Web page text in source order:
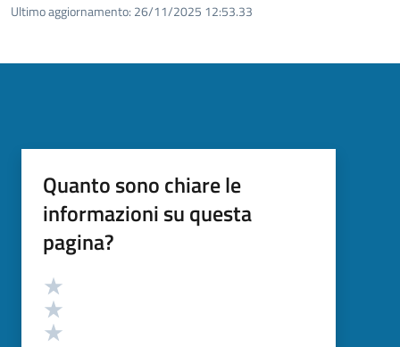
Ultimo aggiornamento: 26/11/2025 12:53.33
Quanto sono chiare le
informazioni su questa
pagina?
Valutazione